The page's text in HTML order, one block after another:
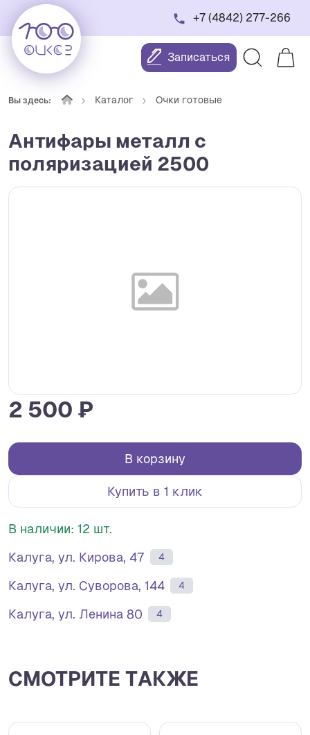
+7 (4842) 277-266
Записаться
Вы здесь: Каталог Очки готовые
Антифары металл с
поляризацией 2500
2 500 ₽
В корзину
Купить в 1 клик
В наличии: 12 шт.
Калуга, ул. Кирова, 47
4
Калуга, ул. Суворова, 144 4
Калуга, ул. Ленина 80 4
СМОТРИТЕ ТАКЖЕ